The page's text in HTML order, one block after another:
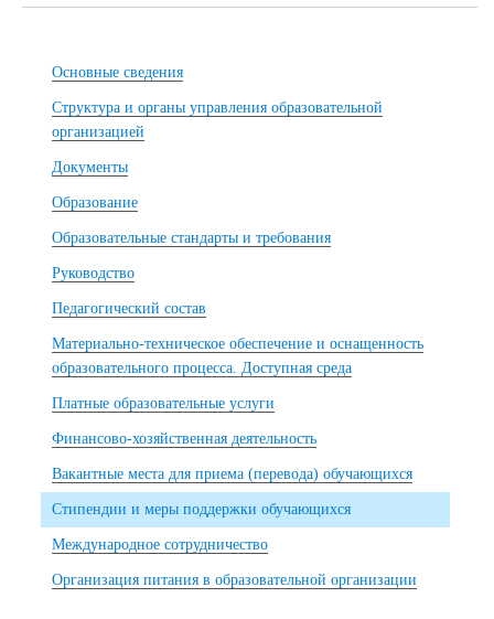
Основные сведения
Структура и органы управления образовательной
организацией
Документы
Образование
Образовательные стандарты и требования
Руководство
Педагогический состав
Материально-техническое обеспечение и оснащенность
образовательного процесса. Доступная среда
Платные образовательные услуги
Финансово-хозяйственная деятельность
Вакантные места для приема (перевода) обучающихся
Стипендии и меры поддержки обучающихся
Международное сотрудничество
Организация питания в образовательной организации